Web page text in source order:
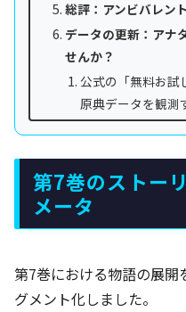
総評：アンビバレン
データの更新：アナ
せんか？
公式の「無料お試
原典データを観測
第7巻のストー
メータ
第7巻における物語の展開
グメント化しました。